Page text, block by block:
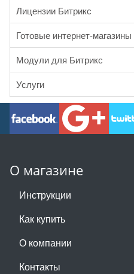
Лицензии Битрикс
Готовые интернет-магазины
Модули для Битрикс
Услуги
О магазине
Инструкции
Как купить
О компании
Контакты